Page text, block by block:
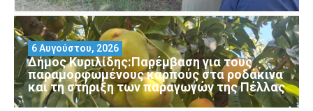
Δήμος Κυριλίδης:Παρέμβαση για τους
παραμορφωμένους καρπούς στα ροδάκινα
και τη στήριξη των παραγωγών της Πέλλας
6 Αυγούστου, 2026